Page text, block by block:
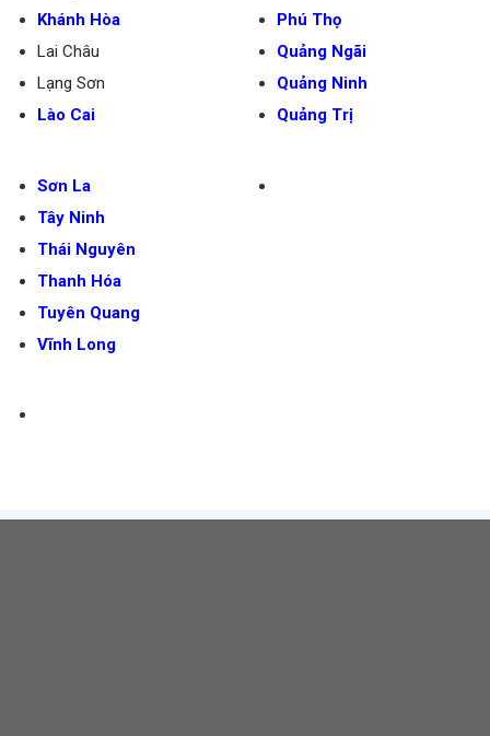
Khánh Hòa
Lai Châu
Lạng Sơn
Lào Cai
Phú Thọ
Quảng Ngãi
Quảng Ninh
Quảng Trị
Sơn La
Tây Ninh
Thái Nguyên
Thanh Hóa
Tuyên Quang
Vĩnh Long